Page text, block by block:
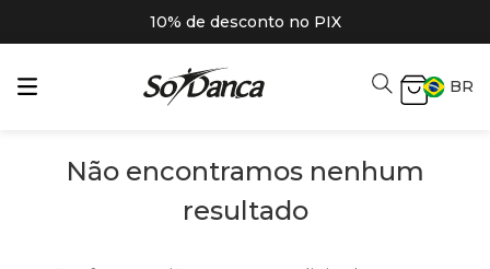
10% de desconto no PIX
BR
Não encontramos nenhum
resultado